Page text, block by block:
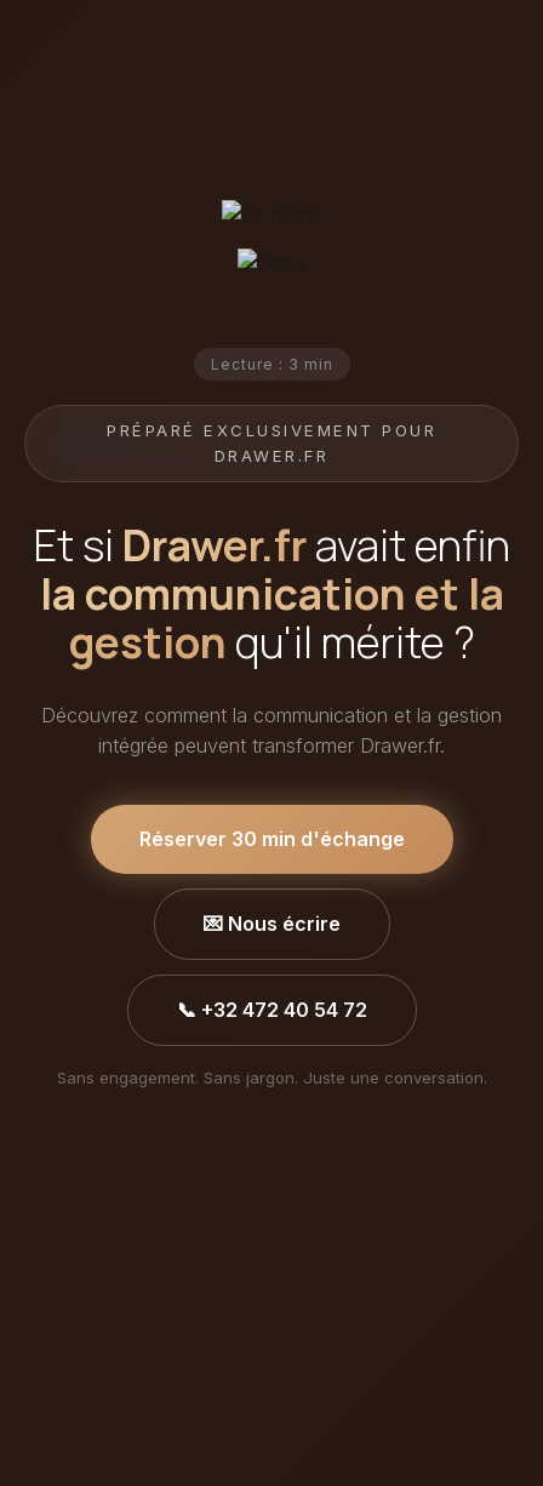
Lecture : 3 min
PRÉPARÉ EXCLUSIVEMENT POUR
DRAWER.FR
Et si Drawer.fravait enfin
la communication et la
gestion qu'il mérite ?
Découvrez comment la communication et la gestion
intégrée peuvent transformer Drawer.fr.
Réserver 30 min d'échange
💌 Nous écrire
📞 +32 472 40 54 72
Sans engagement. Sans jargon. Juste une conversation.